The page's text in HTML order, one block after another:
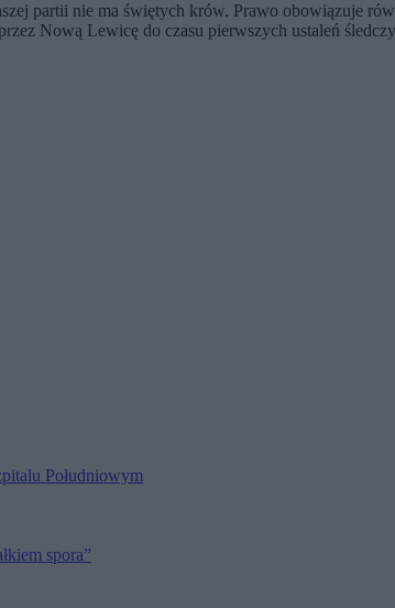
partii nie ma świętych krów. Prawo obowiązuje
Nową Lewicę do czasu pierwszych ustaleń
Południowym
spora”